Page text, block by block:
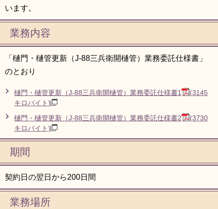
います。
業務内容
「樋門・樋管更新（J-88三兵衛開樋管）業務委託仕様書」
のとおり
樋門・樋管更新（J-88三兵衛開樋管）業務委託仕様書1
(3145
キロバイト)
樋門・樋管更新（J-88三兵衛開樋管）業務委託仕様書2
(3730
キロバイト)
期間
契約日の翌日から200日間
業務場所